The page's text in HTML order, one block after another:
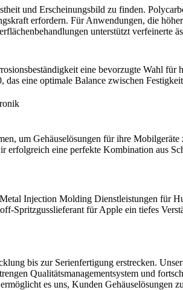
und Erscheinungsbild zu finden.
erfordern. Für Anwendungen, die
unterstützt verfeinerte
eine bevorzugte Wahl
, das eine optimale Balance zwischen
um Gehäuselösungen für ihre
eine perfekte Kombination aus
Metal Injection Molding Dienstleistungen für
Spritzgusslieferant für Apple ein tiefes
bis zur Serienfertigung erstrecken.
Qualitätsmanagementsystem und
es uns, Kunden Gehäuselösungen